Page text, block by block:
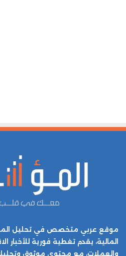
موقع عربي متخصص في تحليل
المالية، يقدم تغطية فورية للأخبار
والعملات، مع محتوى موثوق